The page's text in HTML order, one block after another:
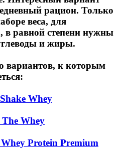
рацион. Только
веса, для
в равной степени нужны
и жиры.
вариантов, к которым
Whey
Whey
Protein Premium